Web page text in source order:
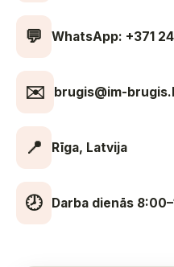
💬 WhatsApp: +371
✉️ brugis@im-
📍 Rīga, Latvija
🕗 Darba dienās